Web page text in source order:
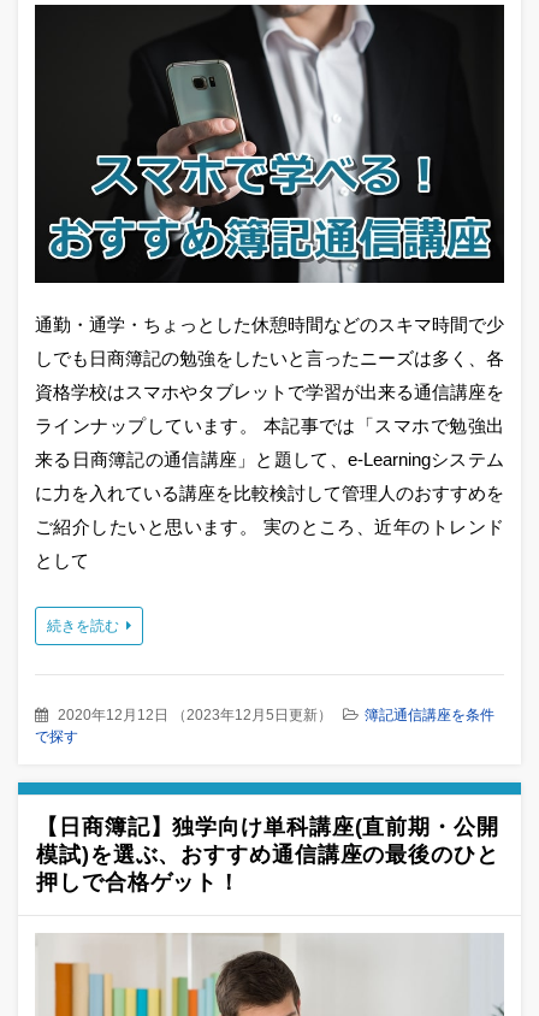
通勤・通学・ちょっとした休憩時間などのスキマ時間で少
しでも日商簿記の勉強をしたいと言ったニーズは多く、各
資格学校はスマホやタブレットで学習が出来る通信講座を
ラインナップしています。 本記事では「スマホで勉強出
来る日商簿記の通信講座」と題して、e-Learningシステム
に力を入れている講座を比較検討して管理人のおすすめを
ご紹介したいと思います。 実のところ、近年のトレンド
として
続きを読む
2020年12月12日 （ 2023年12月5日更新）
簿記通信講座を条件
で探す
【日商簿記】独学向け単科講座(直前期・公開
模試)を選ぶ、おすすめ通信講座の最後のひと
押しで合格ゲット！